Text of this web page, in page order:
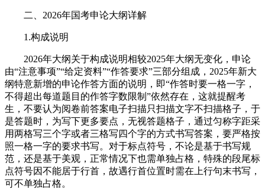
二、2026年国考申论大纲详解
1.构成说明
2026年大纲关于构成说明相较2025年大纲无变化，申论
由“注意事项”“给定资料”“作答要求”三部分组成，2025年新大
纲特意新增的申论作答方面的说明，即“作答时要一格一字，
不得超出每道题目的作答字数限制”依然存在，这就提醒考
生，不要认为阅卷前答案电子扫描只扫描文字不扫描格子，于
是答题时，为写下更多要点，无视答题格子，通过匀称字距采
用两格写三个字或者三格写四个字的方式书写答案，要严格按
照一格一字的要求书写。对于标点符号，不论是基于书写规
范，还是基于美观，正常情况下也需单独占格，特殊的段尾标
点符号因不能居于行首，故遇行首位置时需在上行句末书写，
可不单独占格。